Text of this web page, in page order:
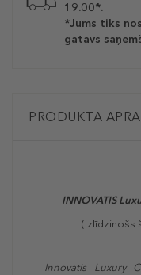
19.00*.
*Jums tiks
gatavs
PRODUKTA
INNOVATIS
(Izlīdzinošs
Innovatis Luxury